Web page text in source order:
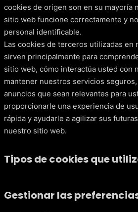
cookies de origen son en su mayoría
sitio web funcione correctamente y
personal identificable.
Las cookies de terceros utilizadas en
sirven principalmente para
sitio web, cómo interactúa usted con
mantener nuestros servicios
anuncios que sean relevantes para
proporcionarle una experiencia de
rápida y ayudarle a agilizar sus
nuestro sitio web.
Tipos de cookies que
Gestionar las